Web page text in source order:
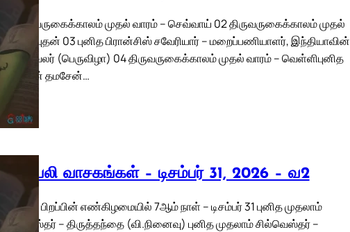
01 திருவருகைக்காலம் முதல் வாரம் – செவ்வாய் 02 திருவருகைக்காலம் முதல்
வாரம் – புதன் 03 புனித பிரான்சிஸ் சவேரியார் – மறைப்பணியாளர், இந்தியாவின்
பாதுகாவலர் (பெருவிழா) 04 திருவருகைக்காலம் முதல் வாரம் – வெள்ளிபுனித
யோவான் தமசேன்…
திருப்பலி வாசகங்கள் – டிசம்பர் 31, 2026 – வ2
கிறிஸ்து பிறப்பின் எண்கிழமையில் 7ஆம் நாள் – டிசம்பர் 31 புனித முதலாம்
சில்வெஸ்தர் – திருத்தந்தை (வி.நினைவு) புனித முதலாம் சில்வெஸ்தர் –